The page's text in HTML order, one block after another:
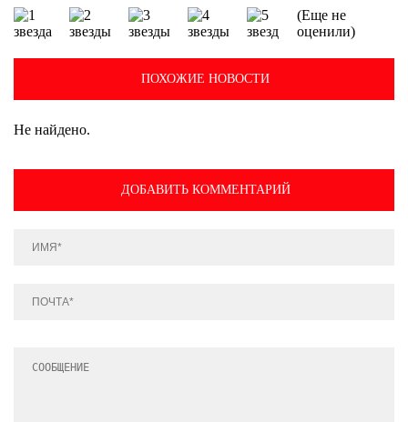
(Еще не
оценили)
ПОХОЖИЕ НОВОСТИ
Не найдено.
ДОБАВИТЬ КОММЕНТАРИЙ